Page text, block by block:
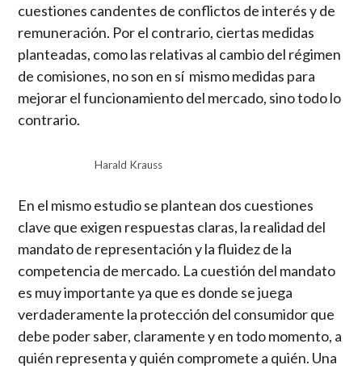
cuestiones candentes de conflictos de interés y de
remuneración. Por el contrario, ciertas medidas
planteadas, como las relativas al cambio del régimen
de comisiones, no son en sí mismo medidas para
mejorar el funcionamiento del mercado, sino todo lo
contrario.
Harald Krauss
En el mismo estudio se plantean dos cuestiones
clave que exigen respuestas claras, la realidad del
mandato de representación y la fluidez de la
competencia de mercado. La cuestión del mandato
es muy importante ya que es donde se juega
verdaderamente la protección del consumidor que
debe poder saber, claramente y en todo momento, a
quién representa y quién compromete a quién. Una